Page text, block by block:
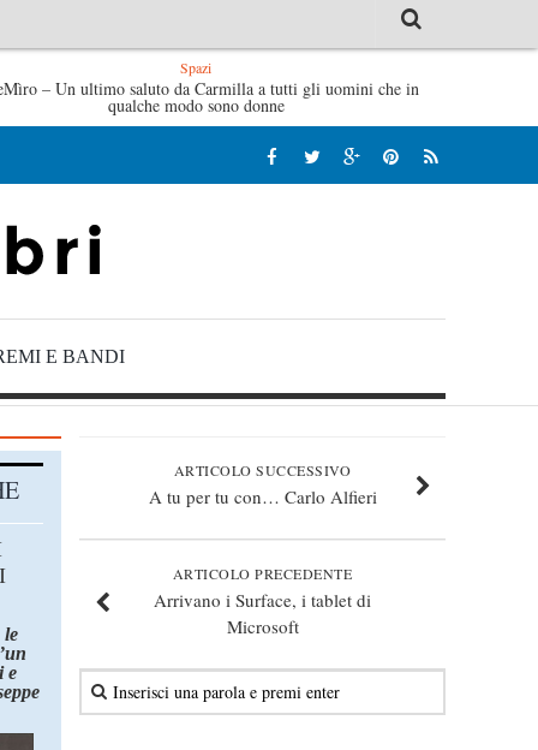
Tutte le mattine di Sybil – Virginia Evans
Spazi
– Un ultimo saluto da Carmilla a tutti gli uomini che in
qualche modo sono donne
E BANDI
ARTICOLO SUCCESSIVO
A tu per tu con… Carlo Alfieri
ARTICOLO PRECEDENTE
Arrivano i Surface, i tablet di
Microsoft
le
e